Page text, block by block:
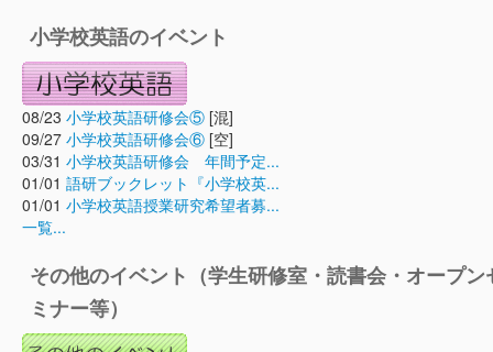
小学校英語のイベント
08/23 小学校英語研修会⑤ [混]
09/27 小学校英語研修会⑥ [空]
03/31 小学校英語研修会 年間予定...
01/01 語研ブックレット『小学校英...
01/01 小学校英語授業研究希望者募...
一覧...
その他のイベント（学生研修室・読書会・オープン
ミナー等）